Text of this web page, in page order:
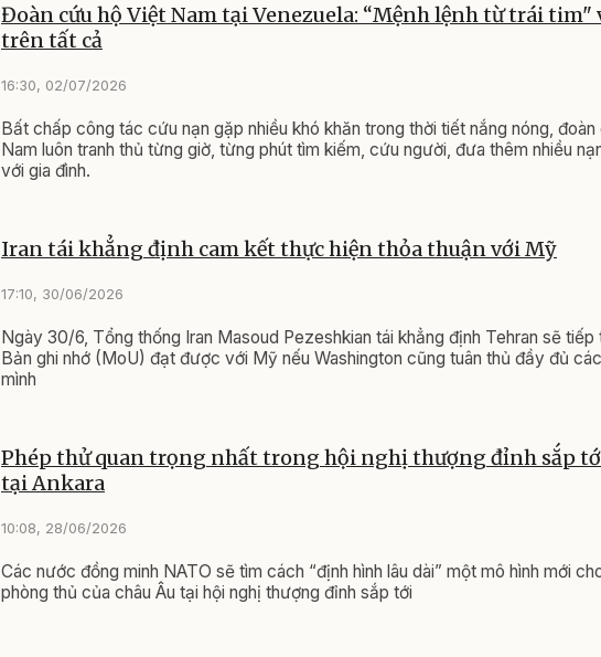
Đoàn cứu hộ Việt Nam tại Venezuela: “Mệnh lệnh từ trái tim"
trên tất cả
16:30, 02/07/2026
Bất chấp công tác cứu nạn gặp nhiều khó khăn trong thời tiết nắng nóng,
Nam luôn tranh thủ từng giờ, từng phút tìm kiếm, cứu người, đưa thêm nhiều
với gia đình.
Iran tái khẳng định cam kết thực hiện thỏa thuận với Mỹ
17:10, 30/06/2026
Ngày 30/6, Tổng thống Iran Masoud Pezeshkian tái khẳng định Tehran sẽ
Bản ghi nhớ (MoU) đạt được với Mỹ nếu Washington cũng tuân thủ đầy đủ
mình
Phép thử quan trọng nhất trong hội nghị thượng đỉnh sắp
tại Ankara
10:08, 28/06/2026
Các nước đồng minh NATO sẽ tìm cách “định hình lâu dài” một mô hình mới
phòng thủ của châu Âu tại hội nghị thượng đỉnh sắp tới